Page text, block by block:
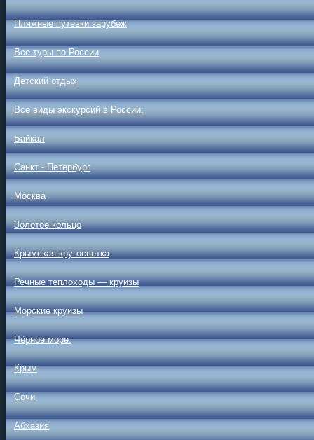
Пляжные путевки зарубеж
Все туры по России
Детский отдых
Все виды экскурсий в России:
Байкал
Санкт - Петербург
Москва
Золотое кольцо
Крымская кругосветка
Речные теплоходы — круизы
Морские круизы
Чёрное море:
Крым
Сочи
Абхазия